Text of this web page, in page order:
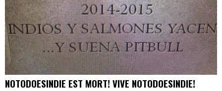
NOTODOESINDIE EST MORT! VIVE NOTODOESINDIE!